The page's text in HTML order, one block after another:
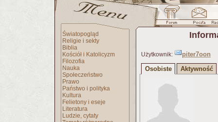
Światopogląd
Religie i sekty
Biblia
Kościół i Katolicyzm
Filozofia
Nauka
Społeczeństwo
Prawo
Państwo i polityka
Kultura
Felietony i eseje
Literatura
Ludzie, cytaty
Użytkownik:
piter7oon
Osobiste
Aktywność